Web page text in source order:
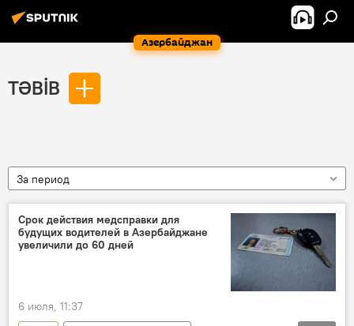
Азербайджан
TƏBİB
За период
Срок действия медсправки для
будущих водителей в Азербайджане
увеличили до 60 дней
6 июля, 11:37